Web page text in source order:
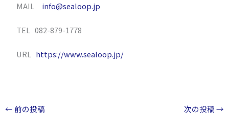
MAIL info@sealoop.jp
TEL 082-879-1778
URL https://www.sealoop.jp/
← 前の投稿 次の投稿→